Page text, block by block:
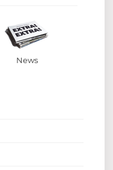
News